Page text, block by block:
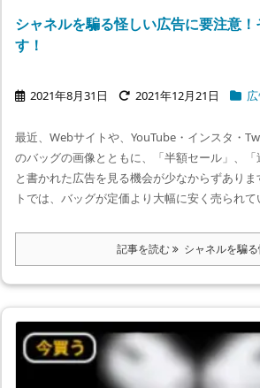
シャネルを騙る怪しい広告に要注意
す！
2021年8月31日 2021年12月21日
最近、Webサイトや、YouTube・インスタ・
のバッグの画像とともに、「半額セール」、「
と書かれた広告を見る機会が少なからずあり
トでは、バッグが定価より大幅に安く売られて
記事を読む シャネルを騙